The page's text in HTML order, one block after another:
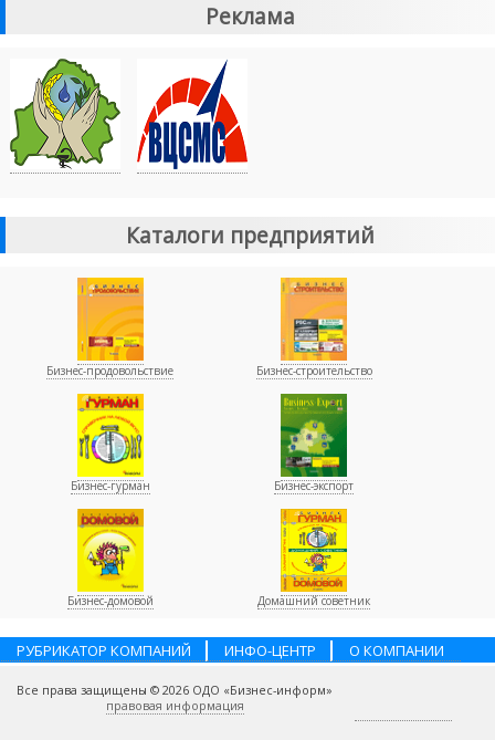
Реклама
Каталоги предприятий
Бизнес-продовольствие Бизнес-строительство
Бизнес-гурман Бизнес-экспорт
Бизнес-домовой Домашний советник
РУБРИКАТОР КОМПАНИЙ ИНФО-ЦЕНТР
О КОМПАНИИ
Все права защищены © 2026 ОДО «Бизнес-информ»
правовая информация